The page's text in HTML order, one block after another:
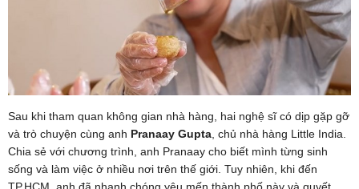
Sau khi tham quan không gian nhà hàng, hai nghệ sĩ có dịp gặp gỡ
và trò chuyện cùng anh Pranaay Gupta , chủ nhà hàng Little India.
Chia sẻ với chương trình, anh Pranaay cho biết mình từng sinh
sống và làm việc ở nhiều nơi trên thế giới. Tuy nhiên, khi đến
TP.HCM, anh đã nhanh chóng yêu mến thành phố này và quyết